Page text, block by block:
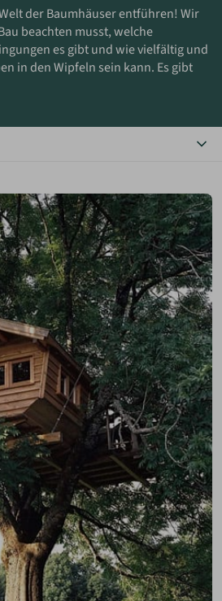
ANMELDEN
der Baumhäuser entführen! Wir
beachten musst, welche
es gibt und wie vielfältig und
in den Wipfeln sein kann. Es gibt